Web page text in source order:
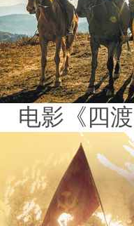
电影《四